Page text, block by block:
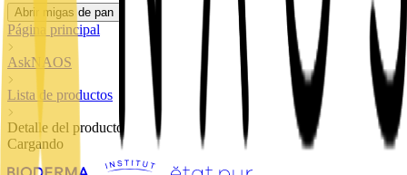
Abrir migas de pan
Página principal
AskNAOS
Lista de productos
Detalle del producto
Cargando